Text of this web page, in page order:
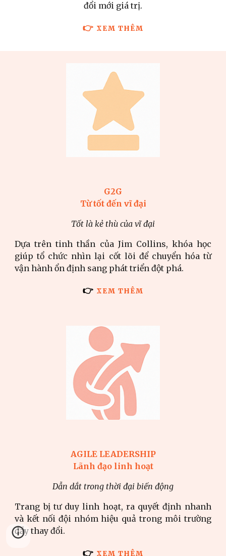
đổi mới giá trị.
👉 XEM THÊM
G2G
Từ tốt đến vĩ đại
Tốt là kẻ thù của vĩ đại
Dựa trên tinh thần của Jim Collins, khóa học
giúp tổ chức nhìn lại cốt lõi để chuyển hóa từ
vận hành ổn định sang phát triển đột phá.
👉 XEM THÊM
AGILE LEADERSHIP
Lãnh đạo linh hoạt
Dẫn dắt trong thời đại biến động
Trang bị tư duy linh hoạt, ra quyết định nhanh
và kết nối đội nhóm hiệu quả trong môi trường
đầy thay đổi.
👉 XEM THÊM